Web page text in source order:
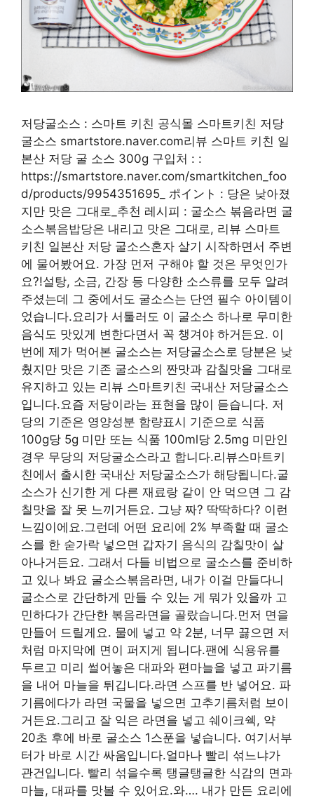
저당굴소스 : 스마트 키친 공식몰 스마트키친 저당
굴소스 smartstore.naver.com리뷰 스마트 키친 일
본산 저당 굴 소스 300g 구입처 : :
https://smartstore.naver.com/smartkitchen_foo
d/products/9954351695_ ポイント : 당은 낮아졌
지만 맛은 그대로_추천 레시피 : 굴소스 볶음라면 굴
소스볶음밥당은 내리고 맛은 그대로, 리뷰 스마트
키친 일본산 저당 굴소스혼자 살기 시작하면서 주변
에 물어봤어요. 가장 먼저 구해야 할 것은 무엇인가
요?!설탕, 소금, 간장 등 다양한 소스류를 모두 알려
주셨는데 그 중에서도 굴소스는 단연 필수 아이템이
었습니다.요리가 서툴러도 이 굴소스 하나로 무미한
음식도 맛있게 변한다면서 꼭 챙겨야 하거든요. 이
번에 제가 먹어본 굴소스는 저당굴소스로 당분은 낮
췄지만 맛은 기존 굴소스의 짠맛과 감칠맛을 그대로
유지하고 있는 리뷰 스마트키친 국내산 저당굴소스
입니다.요즘 저당이라는 표현을 많이 듣습니다. 저
당의 기준은 영양성분 함량표시 기준으로 식품
100g당 5g 미만 또는 식품 100ml당 2.5mg 미만인
경우 무당의 저당굴소스라고 합니다.리뷰스마트키
친에서 출시한 국내산 저당굴소스가 해당됩니다.굴
소스가 신기한 게 다른 재료랑 같이 안 먹으면 그 감
칠맛을 잘 못 느끼거든요. 그냥 짜? 딱딱하다? 이런
느낌이에요.그런데 어떤 요리에 2% 부족할 때 굴소
스를 한 숟가락 넣으면 갑자기 음식의 감칠맛이 살
아나거든요. 그래서 다들 비법으로 굴소스를 준비하
고 있나 봐요 굴소스볶음라면, 내가 이걸 만들다니
굴소스로 간단하게 만들 수 있는 게 뭐가 있을까 고
민하다가 간단한 볶음라면을 골랐습니다.먼저 면을
만들어 드릴게요. 물에 넣고 약 2분, 너무 끓으면 저
처럼 마지막에 면이 퍼지게 됩니다.팬에 식용유를
두르고 미리 썰어놓은 대파와 편마늘을 넣고 파기름
을 내어 마늘을 튀깁니다.라면 스프를 반 넣어요. 파
기름에다가 라면 국물을 넣으면 고추기름처럼 보이
거든요.그리고 잘 익은 라면을 넣고 쉐이크쉑, 약
20초 후에 바로 굴소스 1스푼을 넣습니다. 여기서부
터가 바로 시간 싸움입니다.얼마나 빨리 섞느냐가
관건입니다. 빨리 섞을수록 탱글탱글한 식감의 면과
마늘, 대파를 맛볼 수 있어요.와…. 내가 만든 요리에